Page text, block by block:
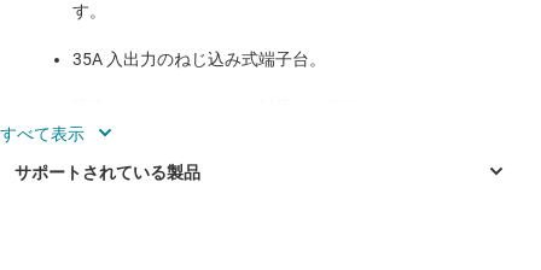
す。
35A 入出力のねじ込み式端子台。
LED。
ジャンパを使用する、リニア出力上昇 (ゲートの